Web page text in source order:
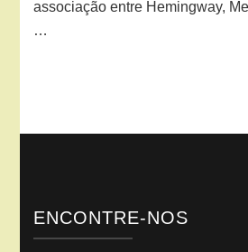
associação entre Hemingway,
…
ENCONTRE-NOS